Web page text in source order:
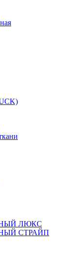
ЛЮКС
СТРАЙП